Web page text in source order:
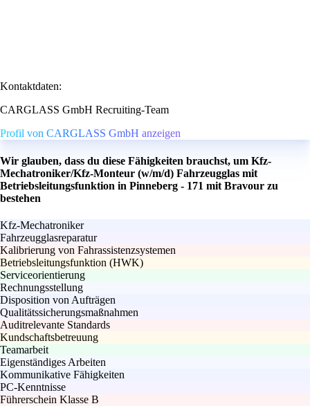
Kontaktdaten:
CARGLASS GmbH Recruiting-Team
Profil von CARGLASS GmbH anzeigen
Wir glauben, dass du diese Fähigkeiten brauchst, um Kfz-
Mechatroniker/Kfz-Monteur (w/m/d) Fahrzeugglas mit
Betriebsleitungsfunktion in Pinneberg - 171 mit Bravour zu
bestehen
Kfz-Mechatroniker
Fahrzeugglasreparatur
Kalibrierung von Fahrassistenzsystemen
Betriebsleitungsfunktion (HWK)
Serviceorientierung
Rechnungsstellung
Disposition von Aufträgen
Qualitätssicherungsmaßnahmen
Auditrelevante Standards
Kundschaftsbetreuung
Teamarbeit
Eigenständiges Arbeiten
Kommunikative Fähigkeiten
PC-Kenntnisse
Führerschein Klasse B